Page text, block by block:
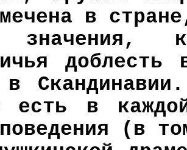
в
значения,
доблесть
есть в
(в